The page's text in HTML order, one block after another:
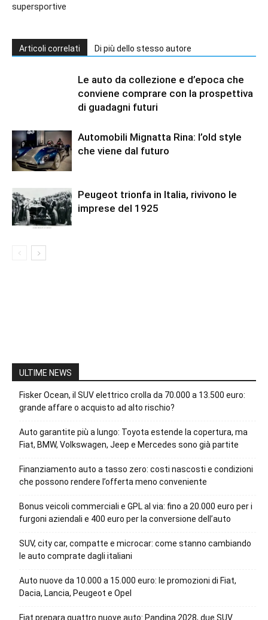
supersportive
Articoli correlati Di più dello stesso autore
Le auto da collezione e d’epoca che
conviene comprare con la prospettiva
di guadagni futuri
Automobili Mignatta Rina: l’old style
che viene dal futuro
Peugeot trionfa in Italia, rivivono le
imprese del 1925
ULTIME NEWS
Fisker Ocean, il SUV elettrico crolla da 70.000 a 13.500 euro:
grande affare o acquisto ad alto rischio?
Auto garantite più a lungo: Toyota estende la copertura, ma
Fiat, BMW, Volkswagen, Jeep e Mercedes sono già partite
Finanziamento auto a tasso zero: costi nascosti e condizioni
che possono rendere l’offerta meno conveniente
Bonus veicoli commerciali e GPL al via: fino a 20.000 euro per i
furgoni aziendali e 400 euro per la conversione dell’auto
SUV, city car, compatte e microcar: come stanno cambiando
le auto comprate dagli italiani
Auto nuove da 10.000 a 15.000 euro: le promozioni di Fiat,
Dacia, Lancia, Peugeot e Opel
Fiat prepara quattro nuove auto: Pandina 2028, due SUV